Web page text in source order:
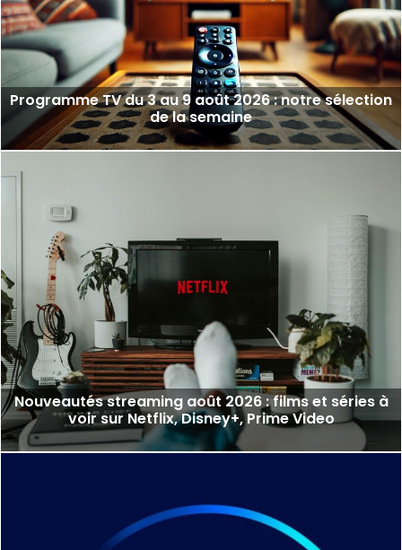
Programme TV du 3 au 9 août 2026 : notre sélection
de la semaine
Nouveautés streaming août 2026 : films et séries à
voir sur Netflix, Disney+, Prime Video